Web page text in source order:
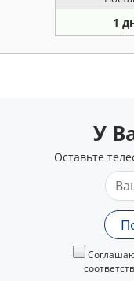
1
У
Оставьте